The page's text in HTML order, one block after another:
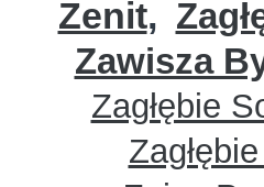
Zenit
Zawisza
Zagłębie